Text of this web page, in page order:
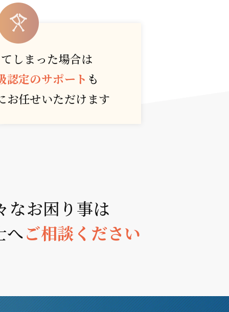
しまった場合は
認定のサポート も
お任せいただけます
なお困り事は
へご相談ください